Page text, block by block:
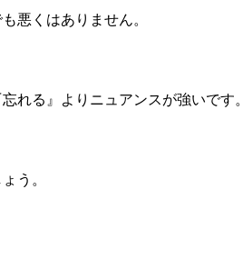
悪くはありません。
れる』よりニュアンスが強いです。
う。